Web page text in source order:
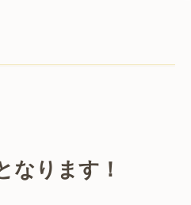
なります！